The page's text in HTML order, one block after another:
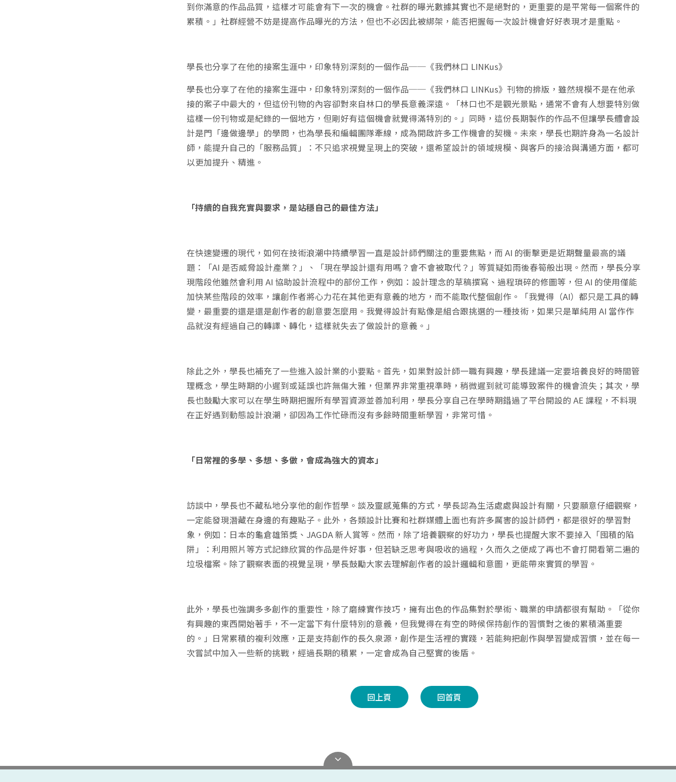
到你滿意的作品品質，這樣才可能會有下一次的機會。社群的曝光數據其實也不是絕對的，更重要的是平常每一個案件的
累積。」社群經營不妨是提高作品曝光的方法，但也不必因此被綁架，能否把握每一次設計機會好好表現才是重點。
學長也分享了在他的接案生涯中，印象特別深刻的一個作品──《我們林口 LINKus》
學長也分享了在他的接案生涯中，印象特別深刻的一個作品──《我們林口 LINKus》刊物的排版，雖然規模不是在他承
接的案子中最大的，但這份刊物的內容卻對來自林口的學長意義深遠。「林口也不是觀光景點，通常不會有人想要特別做
這樣一份刊物或是紀錄的一個地方，但剛好有這個機會就覺得滿特別的。」同時，這份長期製作的作品不但讓學長體會設
計是門「邊做邊學」的學問，也為學長和編輯團隊牽線，成為開啟許多工作機會的契機。未來，學長也期許身為一名設計
師，能提升自己的「服務品質」：不只追求視覺呈現上的突破，還希望設計的領域規模、與客戶的接洽與溝通方面，都可
以更加提升、精進。
「持續的自我充實與要求，是站穩自己的最佳方法」
在快速變遷的現代，如何在技術浪潮中持續學習一直是設計師們關注的重要焦點，而 AI 的衝擊更是近期聲量最高的議
題：「AI 是否威脅設計產業？」、「現在學設計還有用嗎？會不會被取代？」等質疑如雨後春筍般出現。然而，學長分享
現階段他雖然會利用 AI 協助設計流程中的部份工作，例如：設計理念的草稿撰寫、過程瑣碎的修圖等，但 AI 的使用僅能
加快某些階段的效率，讓創作者將心力花在其他更有意義的地方，而不能取代整個創作。「我覺得（AI）都只是工具的轉
變，最重要的還是還是創作者的創意要怎麼用。我覺得設計有點像是組合跟挑選的一種技術，如果只是單純用 AI 當作作
品就沒有經過自己的轉譯、轉化，這樣就失去了做設計的意義。」
除此之外，學長也補充了一些進入設計業的小要點。首先，如果對設計師一職有興趣，學長建議一定要培養良好的時間管
理概念，學生時期的小遲到或延誤也許無傷大雅，但業界非常重視準時，稍微遲到就可能導致案件的機會流失；其次，學
長也鼓勵大家可以在學生時期把握所有學習資源並善加利用，學長分享自己在學時期錯過了平台開設的 AE 課程，不料現
在正好遇到動態設計浪潮，卻因為工作忙碌而沒有多餘時間重新學習，非常可惜。
「日常裡的多學、多想、多做，會成為強大的資本」
訪談中，學長也不藏私地分享他的創作哲學。談及靈感蒐集的方式，學長認為生活處處與設計有關，只要願意仔細觀察，
一定能發現潛藏在身邊的有趣點子。此外，各類設計比賽和社群媒體上面也有許多厲害的設計師們，都是很好的學習對
象，例如：日本的龜倉雄策獎、JAGDA 新人賞等。然而，除了培養觀察的好功力，學長也提醒大家不要掉入「囤積的陷
阱」：利用照片等方式記錄欣賞的作品是件好事，但若缺乏思考與吸收的過程，久而久之便成了再也不會打開看第二遍的
垃圾檔案。除了觀察表面的視覺呈現，學長鼓勵大家去理解創作者的設計邏輯和意圖，更能帶來實質的學習。
此外，學長也強調多多創作的重要性，除了磨練實作技巧，擁有出色的作品集對於學術、職業的申請都很有幫助。「從你
有興趣的東西開始著手，不一定當下有什麼特別的意義，但我覺得在有空的時候保持創作的習慣對之後的累積滿重要
的。」日常累積的複利效應，正是支持創作的長久泉源，創作是生活裡的實踐，若能夠把創作與學習變成習慣，並在每一
次嘗試中加入一些新的挑戰，經過長期的積累，一定會成為自己堅實的後盾。
回上頁 回首頁